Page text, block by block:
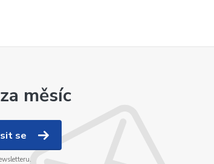
měsíc
se